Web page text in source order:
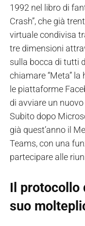
1992 nel libro di
Crash”, che già
virtuale condivisa
tre dimensioni
sulla bocca di tutti
chiamare “Meta”
le piattaforme
di avviare un
Subito dopo
già quest’anno il
Teams, con una
partecipare alle
Il protocollo
suo